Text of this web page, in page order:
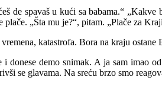
de spavaš u kući sa babama.“
„Šta mu je?“, pitam. „Plače za
katastrofa. Bora na kraju
demo snimak. A ja sam imao
se glavama. Na sreću brzo smo